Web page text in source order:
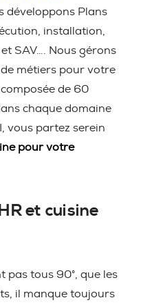
développons Plans
installation,
SAV…. Nous gérons
métiers pour votre
de 60
chaque domaine
vous partez serein
pour votre
et cuisine
pas tous 90°, que les
il manque toujours